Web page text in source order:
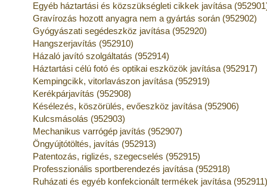
Egyéb háztartási és közszükségleti cikkek javítása
Gravírozás hozott anyagra nem a gyártás során (952902)
Gyógyászati segédeszköz javítása (952920)
Hangszerjavítás (952910)
Házaló javító szolgáltatás (952914)
Háztartási célú fotó és optikai eszközök javítása (952917)
Kempingcikk, vitorlavászon javítása (952919)
Kerékpárjavítás (952908)
Késélezés, köszörülés, evőeszköz javítása (952906)
Kulcsmásolás (952903)
Mechanikus varrógép javítás (952907)
Öngyújtótöltés, javítás (952913)
Patentozás, riglizés, szegecselés (952915)
Professzionális sportberendezés javítása (952918)
Ruházati és egyéb konfekcionált termékek javítása